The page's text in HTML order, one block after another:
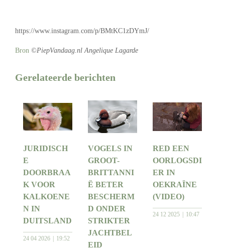
https://www.instagram.com/p/BMtKC1zDYmJ/
Bron ©PiepVandaag.nl Angelique Lagarde
Gerelateerde berichten
JURIDISCH
E
DOORBRAA
K VOOR
KALKOENE
N IN
DUITSLAND
24 04 2026 19:52
VOGELS IN
GROOT-
BRITTANNI
Ë BETER
BESCHERM
D ONDER
STRIKTER
JACHTBEL
EID
RED EEN
OORLOGSDI
ER IN
OEKRAÏNE
(VIDEO)
24 12 2025 10:47